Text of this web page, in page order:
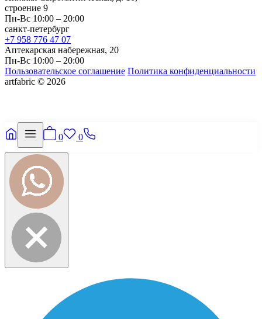
строение 9
Пн-Вс 10:00 – 20:00
санкт-петербург
+7 958 776 47 07
Аптекарская набережная, 20
Пн-Вс 10:00 – 20:00
Пользовательское соглашение Политика конфиденциальности
artfabric © 2026
0 0